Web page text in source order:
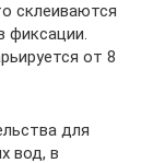
склеиваются
фиксации.
от 8
для
вод, в